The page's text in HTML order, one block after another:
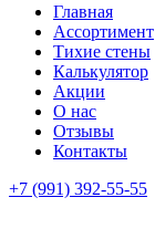
Главная
Ассортимент
Тихие стены
Калькулятор
Акции
О нас
Отзывы
Контакты
+7 (991) 392-55-55